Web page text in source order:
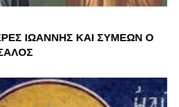
ΙΩΑΝΝΗΣ ΚΑΙ ΣΥΜΕΩΝ Ο